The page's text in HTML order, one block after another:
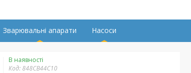
Зварювальні апарати Насоси
В наявності
Код:848CB44C10